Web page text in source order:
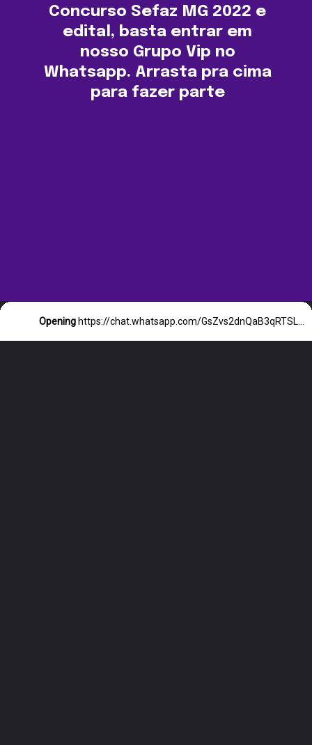
Concurso Sefaz MG 2022 e
edital, basta entrar em
nosso Grupo Vip no
Whatsapp. Arrasta pra cima
para fazer parte
Opening